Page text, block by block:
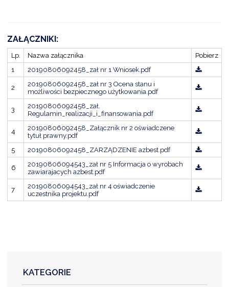
ZAŁĄCZNIKI:
Lp. Nazwa załącznika
Pobierz
1
20190806092458_zał nr 1 Wniosek.pdf
2
20190806092458_zał nr 3 Ocena stanu i
możliwości bezpiecznego użytkowania.pdf
3
20190806092458_zał.
Regulamin_realizacji_i_finansowania.pdf
4
20190806092458_Załącznik nr 2 oświadczene
tytuł prawny.pdf
5
20190806092458_ZARZĄDZENIE azbest.pdf
6
20190806094543_zał nr 5 Informacja o wyrobach
zawiarajacych azbest.pdf
7
20190806094543_zał nr 4 oświadczenie
uczestnika projektu.pdf
KATEGORIE